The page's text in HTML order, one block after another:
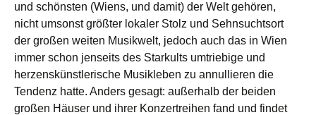
und schönsten (Wiens, und damit) der Welt gehören,
nicht umsonst größter lokaler Stolz und Sehnsuchtsort
der großen weiten Musikwelt, jedoch auch das in Wien
immer schon jenseits des Starkults umtriebige und
herzenskünstlerische Musikleben zu annullieren die
Tendenz hatte. Anders gesagt: außerhalb der beiden
großen Häuser und ihrer Konzertreihen fand und findet